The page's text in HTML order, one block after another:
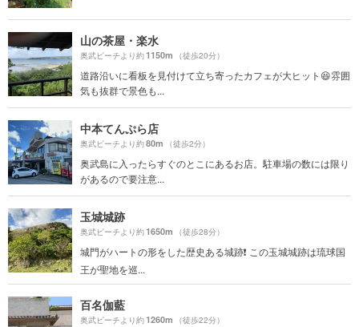
山の茶屋・楽水
奥武ビーチより約1150m （徒歩20分）
道路沿いに看板を見付けて立ち寄ったカフェが大ヒット😆雰囲
気も抜群で景色も...
中本てんぷら店
奥武ビーチより約80m （徒歩2分）
奥武島に入ったらすぐのとこにあるお店。駐車場の数には限り
があるので要注意...
玉城城跡
奥武ビーチより約1650m （徒歩28分）
城門がハートの形をした歴史ある城跡❗️ この玉城城跡は琉球国
王が聖地を巡...
百名伽藍
奥武ビーチより約1260m （徒歩22分）